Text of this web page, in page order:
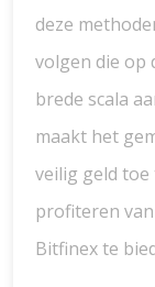
deze
volgen die op
brede scala
maakt het
veilig geld toe
profiteren
Bitfinex te